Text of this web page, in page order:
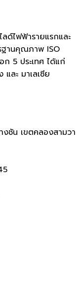
ด์ไฟฟ้ารายแรกและ
ฐานคุณภาพ ISO
5 ประเทศ ได้แก่
ละ มาเลเซีย
งชัน เขตคลองสามวา